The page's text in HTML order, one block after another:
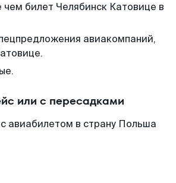
билет Челябинск Катовице в
авиакомпаний,
или с пересадками
авиабилетом в страну Польша